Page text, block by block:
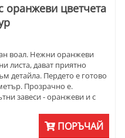
оранжеви цветчета
воал. Нежни оранжеви
листа, дават приятно
детайла. Пердето е готово
Прозрачно е.
завеси - оранжеви и с
ПОРЪЧАЙ